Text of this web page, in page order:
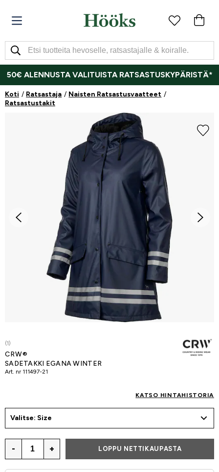
50€ ALENNUSTA VALITUISTA RATSASTUSKYPÄRISTÄ*
Koti Ratsastaja
Naisten Ratsastusvaatteet
Ratsastustakit
(1)
CRW®
SADETAKKI EGANA WINTER
Art. nr 111497-21
KATSO HINTAHISTORIA
Valitse: Size
- + LOPPU NETTIKAUPASTA